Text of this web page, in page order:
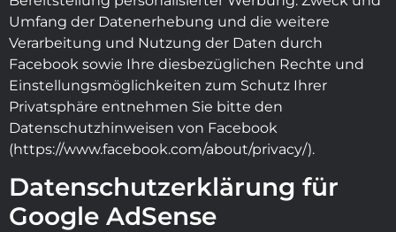
Umfang der Datenerhebung und die weitere
Verarbeitung und Nutzung der Daten durch
Facebook sowie Ihre diesbezüglichen Rechte und
Einstellungsmöglichkeiten zum Schutz Ihrer
Privatsphäre entnehmen Sie bitte den
Datenschutzhinweisen von Facebook
(https://www.facebook.com/about/privacy/).
Datenschutzerklärung für
Google AdSense